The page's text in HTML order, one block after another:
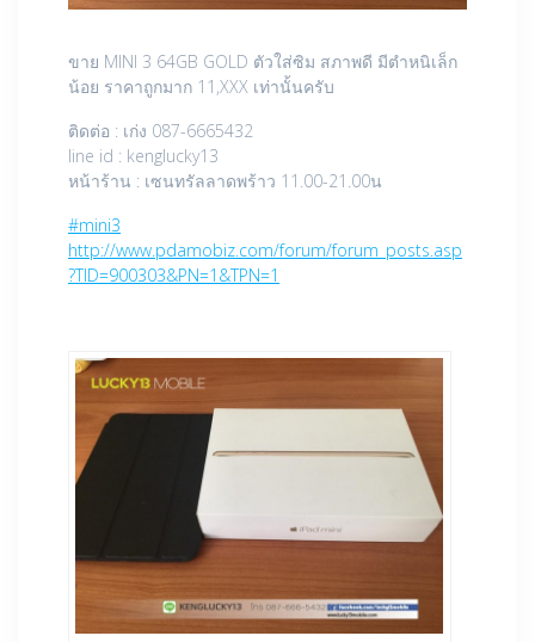
ขาย MINI 3 64GB GOLD ตัวใส่ซิม สภาพดี มีตำหนิเล็ก
น้อย ราคาถูกมาก 11,XXX เท่านั้นครับ
ติดต่อ : เก่ง 087-6665432
line id : kenglucky13
หน้าร้าน : เซนทรัลลาดพร้าว 11.00-21.00น
‪#‎mini3‬
http://www.pdamobiz.com/forum/forum_posts.asp
?TID=900303&PN=1&TPN=1